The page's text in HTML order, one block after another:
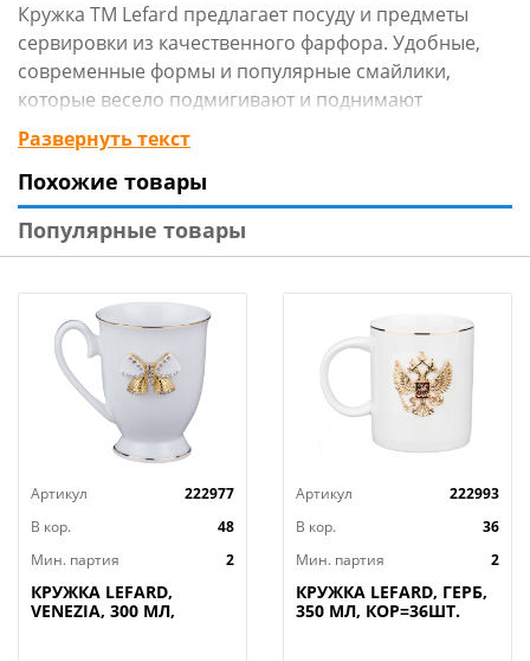
Кружка TM Lefard предлагает посуду и предметы
сервировки из качественного фарфора. Удобные,
современные формы и популярные смайлики,
которые весело подмигивают и поднимают
настоение, дарят заряд энергии на целый день.
Прекрасный подарок. Продукция сертифицирована
и безопасна для контакта с пищевыми продуктами.
Можно ставить в микроволновую печь, мыть в
посудомоечной машине.
Развернуть текст
Похожие товары
Популярные товары
Артикул
222977
В кор.
48
Мин. партия
2
КРУЖКА LEFARD,
VENEZIA, 300 МЛ,
Артикул
222993
В кор.
36
Мин. партия
2
КРУЖКА LEFARD, ГЕРБ,
350 МЛ, КОР=36ШТ.